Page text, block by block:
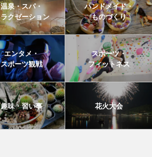
温泉・スパ・
クゼーション
ハンドメイド・
ものづくり
エンタメ・
スポーツ観戦
スポーツ・
フィットネス
趣味・習い事 花火大会